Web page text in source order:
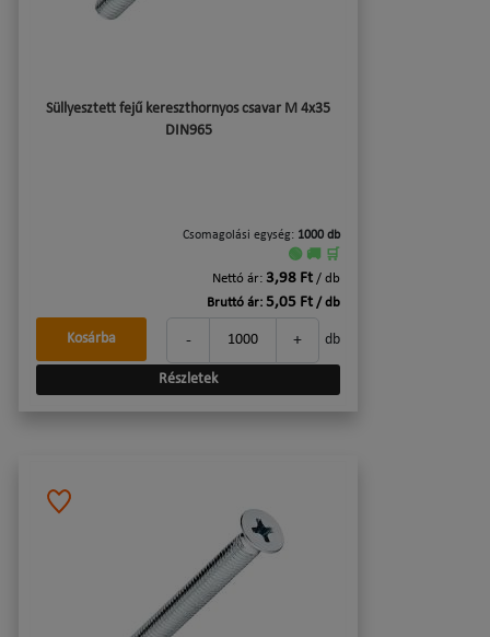
Süllyesztett fejű kereszthornyos csavar M 4x35
DIN965
Csomagolási egység: 1000 db
🟢 🚚 🛒
Nettó ár: 3,98 Ft / db
Bruttó ár: 5,05 Ft / db
- + db
Kosárba
Részletek